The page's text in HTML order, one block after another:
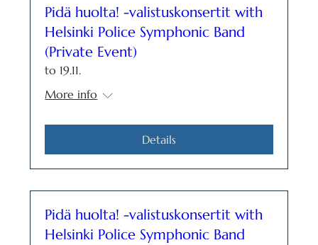
Pidä huolta! -valistuskonsertit with
Helsinki Police Symphonic Band
(Private Event)
to 19.11.
More info
Details
Pidä huolta! -valistuskonsertit with
Helsinki Police Symphonic Band